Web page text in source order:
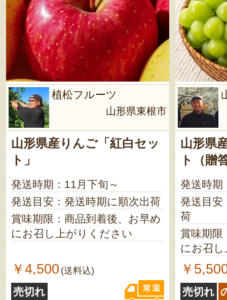
植松フルーツ
山形県東根市
山形県産りんご「紅白セッ
ト」
発送時期：11月下旬～
発送目安：発送時期に順次出荷
賞味期限：商品到着後、お早め
にお召し上がりください
￥4,500 (送料込)
売切れ
山形県
ト（贈
発送時期
発送目安
荷
賞味期限
にお召
￥
売切れ